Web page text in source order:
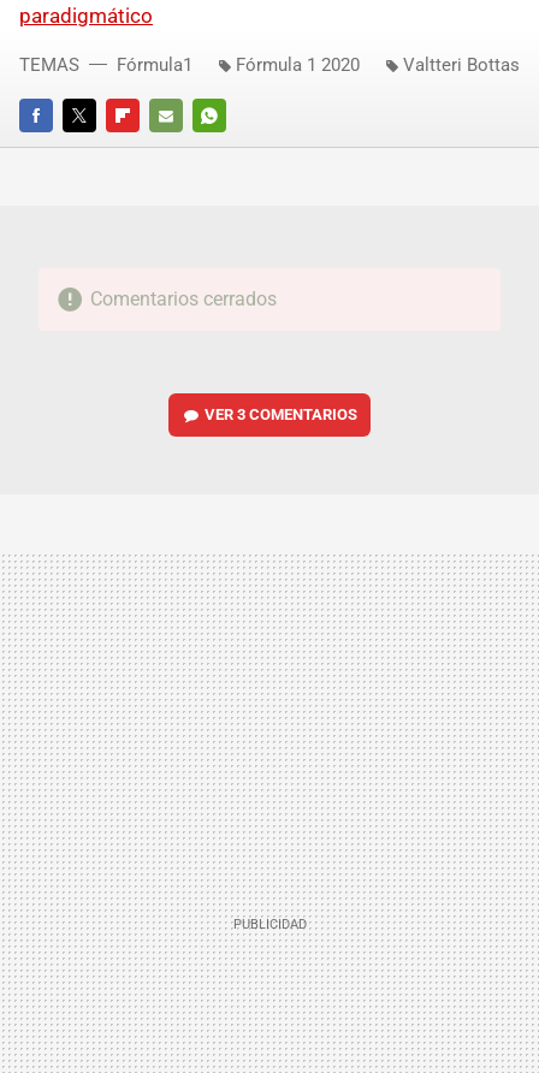
paradigmático
FACEBOOKTWITTERFLIPBOARD
E-
WHATSAPP
TEMAS Fórmula1 Fórmula 1 2020 Valtteri Bottas
Comentarios cerrados
VER3 COMENTARIOS